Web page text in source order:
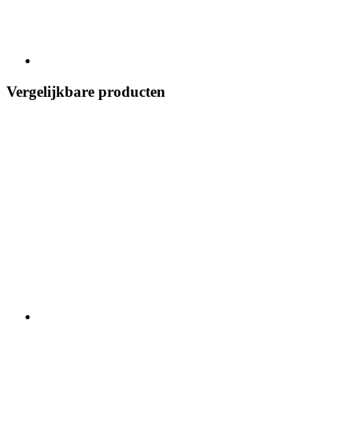
Vergelijkbare producten